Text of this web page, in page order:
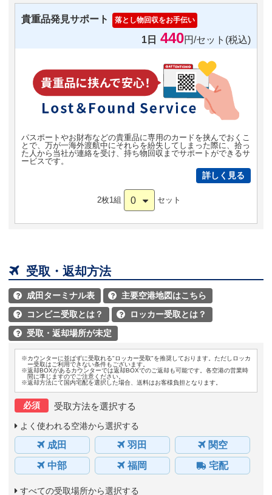
貴重品発見サポート 落とし物回収をお手伝い
1日 440円/セット(税込)
パスポートやお財布などの貴重品に専用のカードを挟んでおくこ
とで、万が一海外渡航中にそれらを紛失してしまった際に、拾っ
た人から当社が連絡を受け、持ち物回収までサポートができるサ
ービスです。
詳しく見る
2枚1組 0 セット
 受取・返却方法
 成田ターミナル表  主要空港地図はこちら
 コンビニ受取とは？  ロッカー受取とは？
 受取・返却場所が未定
※カウンターに並ばずに受取れる"ロッカー受取"を推奨しております。ただしロッカ
ー受取はご利用できない条件もございます。
※返却BOXがあるカウンターでは返却BOXでのご返却も可能です。各空港の営業時
間に準じますのでご注意ください。
※返却方法にて国内宅配を選択した場合、送料はお客様負担となります。
必須 受取方法を選択する
よく使われる空港から選択する
成田 羽田
関空
中部
福岡 宅配
すべての受取場所から選択する